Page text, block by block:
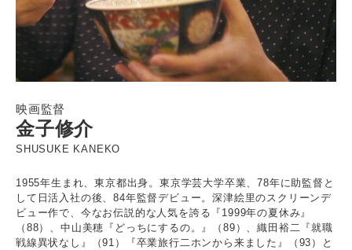
映画監督
金子修介
SHUSUKE KANEKO
1955年生まれ、東京都出身。東京学芸大学卒業、78年に助監督と
して日活入社の後、84年監督デビュー。深津絵里のスクリーンデ
ビュー作で、今なお伝説的な人気を誇る『1999年の夏休み』
（88）、中山美穂『どっちにするの。』（89）、織田裕二『就職
戦線異状なし』（91）『卒業旅行二ホンから来ました』（93）と